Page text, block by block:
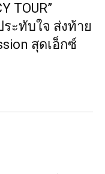
TOUR”
ะทับใจ ส่งท้าย
สุดเอ็กซ์